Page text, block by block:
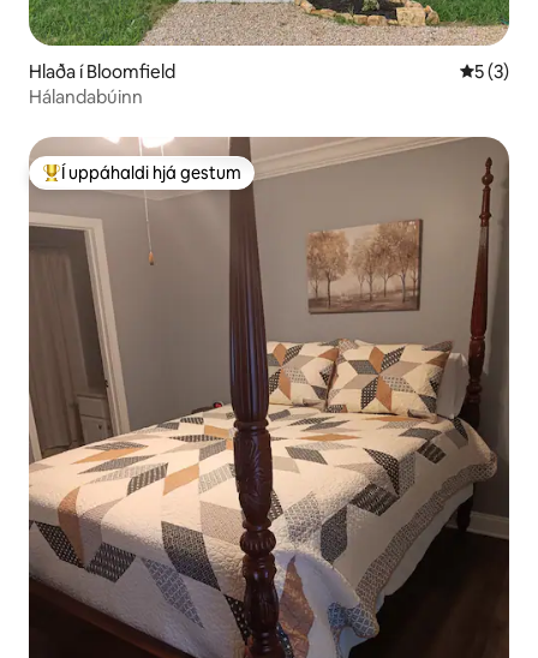
Hlaða í Bloomfield 5 af 5 í
5 (3)
Hálandabúinn
Í mestu uppáhaldi hjá gestum
Í uppáhaldi hjá gestum